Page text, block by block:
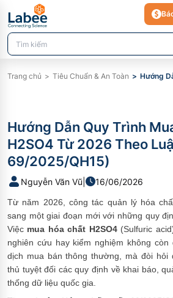
Trang chủ Tiêu Chuẩn & An Toàn Hướng Dẫn Quy Trình
Hướng Dẫn Quy Trình
H2SO4 Từ 2026 Theo
69/2025/QH15)
Nguyễn Văn Vũ 16/06/2026
Từ năm 2026, công tác quản lý hóa
sang một giai đoạn mới với những quy
Việc mua hóa chất H2SO4(Sulfuric
nghiên cứu hay kiểm nghiệm không
dịch mua bán thông thường, mà đòi hỏi
thủ tuyệt đối các quy định về khai báo,
thống dữ liệu quốc gia.